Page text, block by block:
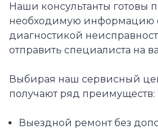
Наши консультанты готовы
необходимую информацию
диагностикой
отправить специалиста на
Выбирая наш сервисный
получают ряд преимуществ:
Выездной ремонт без